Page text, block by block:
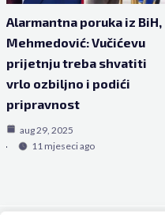
Alarmantna poruka iz BiH,
Mehmedović: Vučićevu
prijetnju treba shvatiti
vrlo ozbiljno i podići
pripravnost
aug 29, 2025
11 mjeseci ago